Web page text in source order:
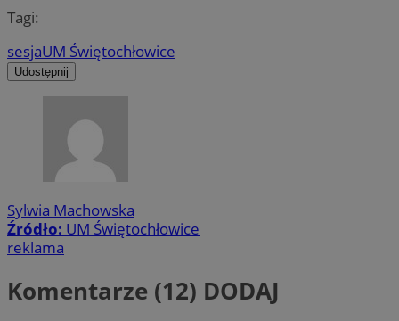
Tagi:
sesjaUM Świętochłowice
Udostępnij
Sylwia Machowska
Źródło: UM Świętochłowice
reklama
Komentarze (12) DODAJ